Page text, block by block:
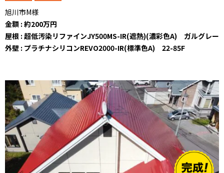
旭川市M様
金額 : 約200万円
屋根 : 超低汚染リファインJY500MS-IR(遮熱)(濃彩色A) ガルグレー
外壁 : プラチナシリコンREVO2000-IR(標準色A) 22-85F